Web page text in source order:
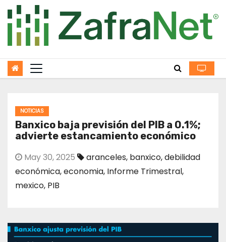
to
content
NOTICIAS
Banxico baja previsión del PIB a 0.1%;
advierte estancamiento económico
May 30, 2025 aranceles, banxico,debilidad
económica,economia, Informe Trimestral,
mexico, PIB